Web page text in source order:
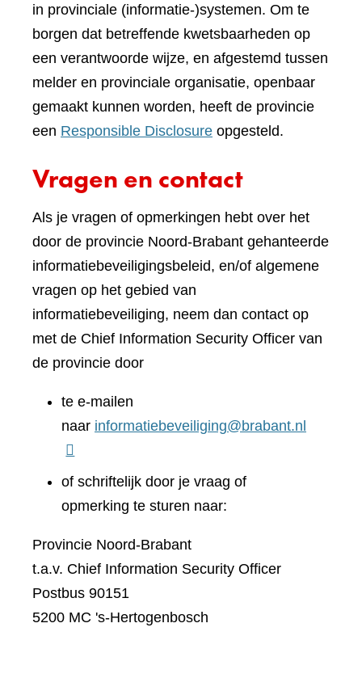
in provinciale (informatie-)systemen. Om te
borgen dat betreffende kwetsbaarheden op
een verantwoorde wijze, en afgestemd tussen
melder en provinciale organisatie, openbaar
gemaakt kunnen worden, heeft de provincie
een Responsible Disclosure opgesteld.
Vragen en contact
Als je vragen of opmerkingen hebt over het
door de provincie Noord-Brabant gehanteerde
informatiebeveiligingsbeleid, en/of algemene
vragen op het gebied van
informatiebeveiliging, neem dan contact op
met de Chief Information Security Officer van
de provincie door
te e-mailen
naar informatiebeveiliging@brabant.nl
of schriftelijk door je vraag of
opmerking te sturen naar:
Provincie Noord-Brabant
t.a.v. Chief Information Security Officer
Postbus 90151
5200 MC 's-Hertogenbosch